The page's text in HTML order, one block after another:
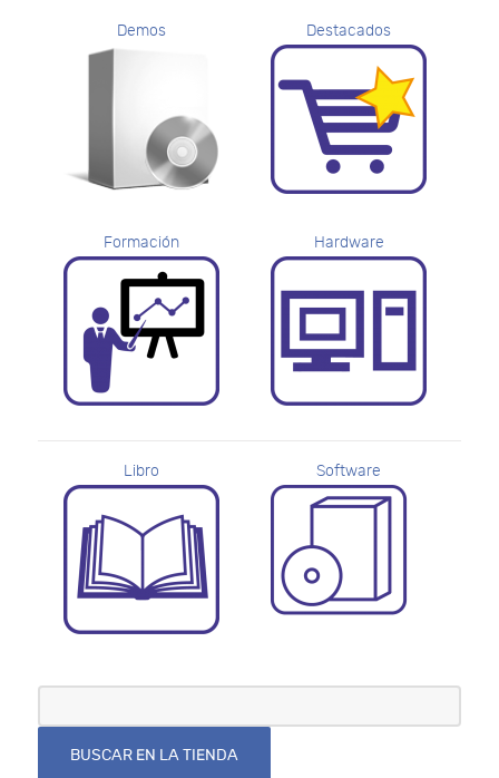
Demos Destacados
Formación Hardware
Libro Software